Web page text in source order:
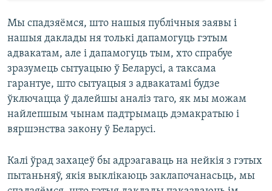
Мы спадзяёмся, што нашыя публічныя заявы і
нашыя даклады ня толькі дапамогуць гэтым
адвакатам, але і дапамогуць тым, хто спрабуе
зразумець сытуацыю ў Беларусі, а таксама
гарантуе, што сытуацыя з адвакатамі будзе
ўключацца ў далейшы аналіз таго, як мы можам
найлепшым чынам падтрымаць дэмакратыю і
вяршэнства закону ў Беларусі.
Калі ўрад захацеў бы адрэагаваць на нейкія з гэтых
пытаньняў, якія выклікаюць заклапочанасьць, мы